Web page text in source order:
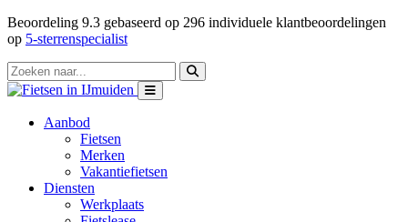
Beoordeling 9.3 gebaseerd op 296 individuele klantbeoordelingen
op 5-sterrenspecialist
Aanbod
Fietsen
Merken
Vakantiefietsen
Diensten
Werkplaats